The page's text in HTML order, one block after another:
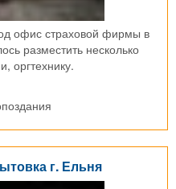
офис страховой фирмы в
разместить несколько
оргтехнику.
г. Ельня